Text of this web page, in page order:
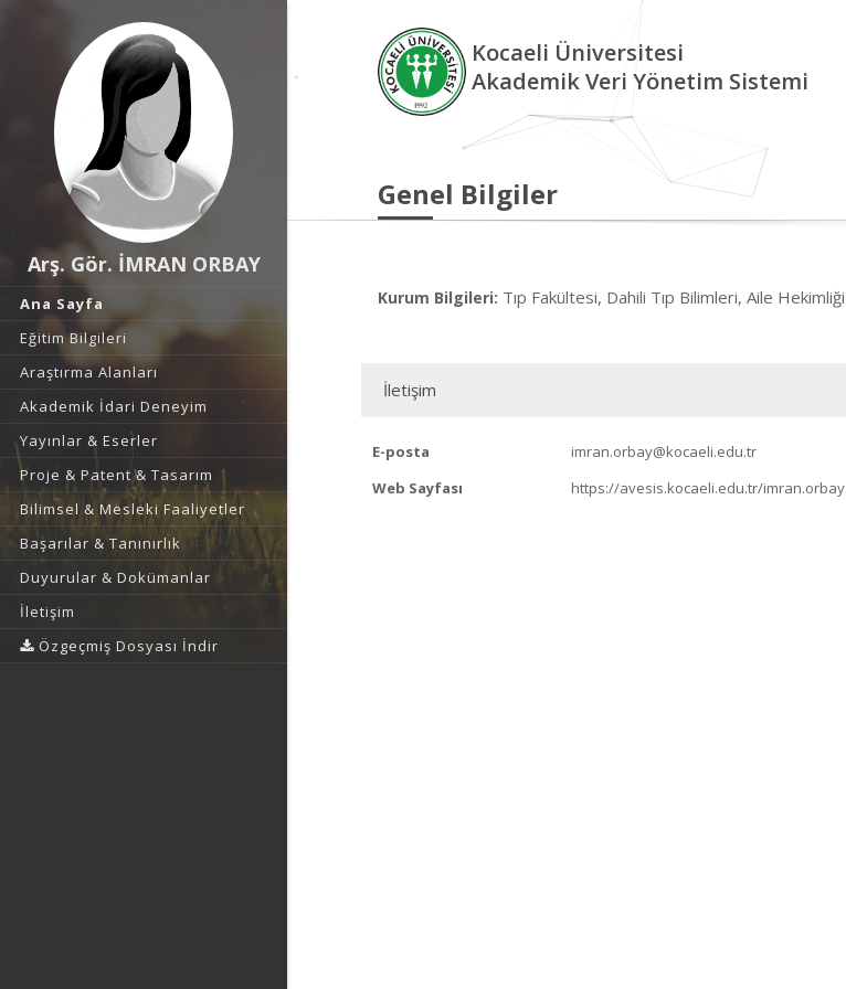
Arş. Gör. İMRAN ORBAY
Ana Sayfa
Eğitim Bilgileri
Araştırma Alanları
Akademik İdari Deneyim
Yayınlar & Eserler
Proje & Patent & Tasarım
Bilimsel & Mesleki Faaliyetler
Başarılar & Tanınırlık
Duyurular & Dokümanlar
İletişim
Özgeçmiş Dosyası İndir
Kocaeli Üniversitesi
Akademik Veri Yönetim Sistemi
Genel Bilgiler
Kurum Bilgileri: Tıp Fakültesi, Dahili Tıp Bilimleri, Aile Hekimliği
İletişim
E-posta
imran.orbay@kocaeli.edu.tr
Web Sayfası
https://avesis.kocaeli.edu.tr/imran.orbay